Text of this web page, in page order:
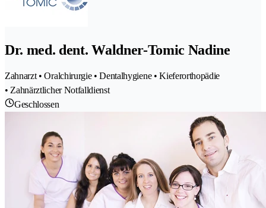
Dr. med. dent. Waldner-Tomic Nadine
Zahnarzt • Oralchirurgie • Dentalhygiene • Kieferorthopädie
• Zahnärztlicher Notfalldienst
Geschlossen